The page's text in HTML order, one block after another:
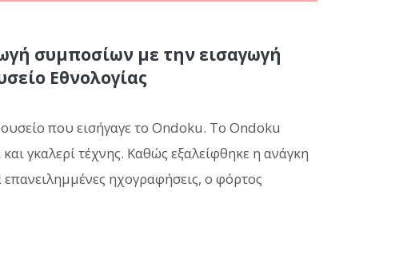
συμποσίων με την εισαγωγή
Εθνολογίας
που εισήγαγε το Ondoku. Το Ondoku
γκαλερί τέχνης. Καθώς εξαλείφθηκε η ανάγκη
ηχογραφήσεις, ο φόρτος